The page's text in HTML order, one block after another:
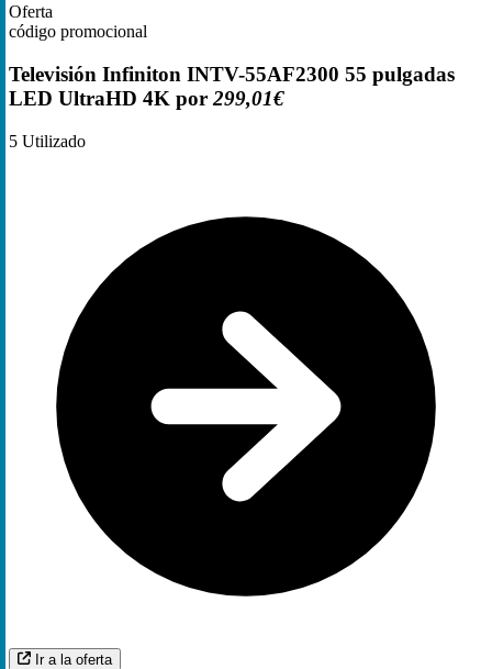
Oferta
código promocional
Televisión Infiniton INTV-55AF2300 55 pulgadas
LED UltraHD 4K por 299,01€
5 Utilizado
Ir a la oferta